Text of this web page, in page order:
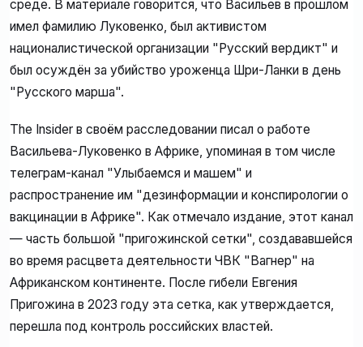
среде. В материале говорится, что Васильев в прошлом
имел фамилию Луковенко, был активистом
националистической организации "Русский вердикт" и
был осуждён за убийство уроженца Шри-Ланки в день
"Русского марша".
The Insider в своём расследовании писал о работе
Васильева-Луковенко в Африке, упоминая в том числе
телеграм-канал "Улыбаемся и машем" и
распространение им "дезинформации и конспирологии о
вакцинации в Африке". Как отмечало издание, этот канал
— часть большой "пригожинской сетки", создававшейся
во время расцвета деятельности ЧВК "Вагнер" на
Африканском континенте. После гибели Евгения
Пригожина в 2023 году эта сетка, как утверждается,
перешла под контроль российских властей.